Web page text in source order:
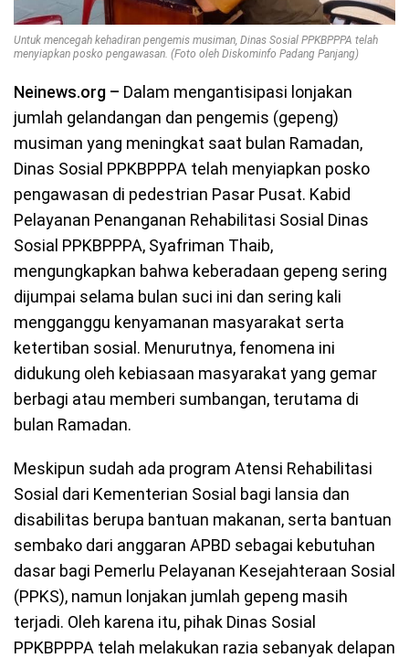
Untuk mencegah kehadiran pengemis musiman, Dinas Sosial PPKBPPPA telah
menyiapkan posko pengawasan. (Foto oleh Diskominfo Padang Panjang)
Neinews.org – Dalam mengantisipasi lonjakan
jumlah gelandangan dan pengemis (gepeng)
musiman yang meningkat saat bulan Ramadan,
Dinas Sosial PPKBPPPA telah menyiapkan posko
pengawasan di pedestrian Pasar Pusat. Kabid
Pelayanan Penanganan Rehabilitasi Sosial Dinas
Sosial PPKBPPPA, Syafriman Thaib,
mengungkapkan bahwa keberadaan gepeng sering
dijumpai selama bulan suci ini dan sering kali
mengganggu kenyamanan masyarakat serta
ketertiban sosial. Menurutnya, fenomena ini
didukung oleh kebiasaan masyarakat yang gemar
berbagi atau memberi sumbangan, terutama di
bulan Ramadan.
Meskipun sudah ada program Atensi Rehabilitasi
Sosial dari Kementerian Sosial bagi lansia dan
disabilitas berupa bantuan makanan, serta bantuan
sembako dari anggaran APBD sebagai kebutuhan
dasar bagi Pemerlu Pelayanan Kesejahteraan Sosial
(PPKS), namun lonjakan jumlah gepeng masih
terjadi. Oleh karena itu, pihak Dinas Sosial
PPKBPPPA telah melakukan razia sebanyak delapan